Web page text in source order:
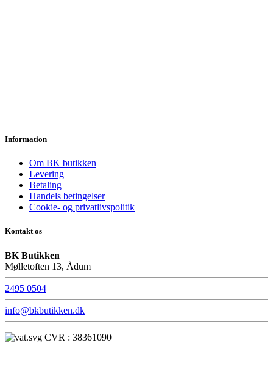
Information
Om BK butikken
Levering
Betaling
Handels betingelser
Cookie- og privatlivspolitik
Kontakt os
BK Butikken
Mølletoften 13, Ådum
2495 0504
info@bkbutikken.dk
CVR : 38361090